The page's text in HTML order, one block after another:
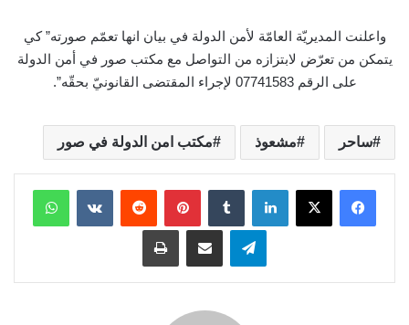
واعلنت المديريّة العامّة لأمن الدولة في بيان انها تعمّم صورته” كي
يتمكن من تعرّض لابتزازه من التواصل مع مكتب صور في أمن الدولة
على الرقم 07741583 لإجراء المقتضى القانونيّ بحقّه”.
ساحر مشعوذ مكتب امن الدولة في صور
لينكدإن بينتيريست
تيلقرام مشاركة عبر البريد طباعة